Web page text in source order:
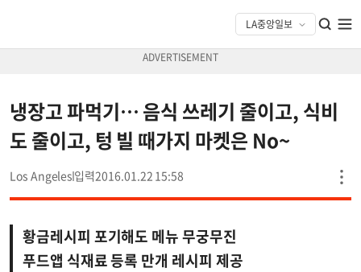
냉장고 파먹기… 음식 쓰레기 줄이고, 식비
도 줄이고, 텅 빌 때가지 마켓은 No~
Los Angeles 2016.01.22 15:58
황금레시피 포기해도 메뉴 무궁무진
푸드앱 식재료 등록 만개 레시피 제공